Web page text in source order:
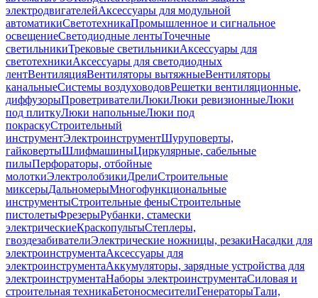
электродвигателейАксессуары для модульной
автоматикиСветотехникаПромышленное и сигнальное
освещениеСветодиодные лентыТочечные
светильникиТрековые светильникиАксессуары для
светотехникиАксессуары для светодиодных
лентВентиляцияВентиляторы вытяжныеВентиляторы
канальныеСистемы воздуховодовРешетки вентиляционные,
диффузорыПроветривателиЛюкиЛюки ревизионныеЛюки
под плиткуЛюки напольныеЛюки под
покраскуСтроительный
инструментЭлектроинструментШуруповерты,
гайковертыШлифмашиныЦиркулярные, сабельные
пилыПерфораторы, отбойные
молоткиЭлектролобзикиДрелиСтроительные
миксерыДальномерыМногофункциональные
инструментыСтроительные феныСтроительные
пистолетыФрезерыРубанки, стамески
электрическиеКраскопультыСтеплеры,
гвоздезабивателиЭлектрические ножницы, резакиНасадки для
электроинструментаАксессуары для
электроинструментаАккумуляторы, зарядные устройства для
электроинструментаНаборы электроинструментаСиловая и
строительная техникаБетоносмесителиГенераторыТали,